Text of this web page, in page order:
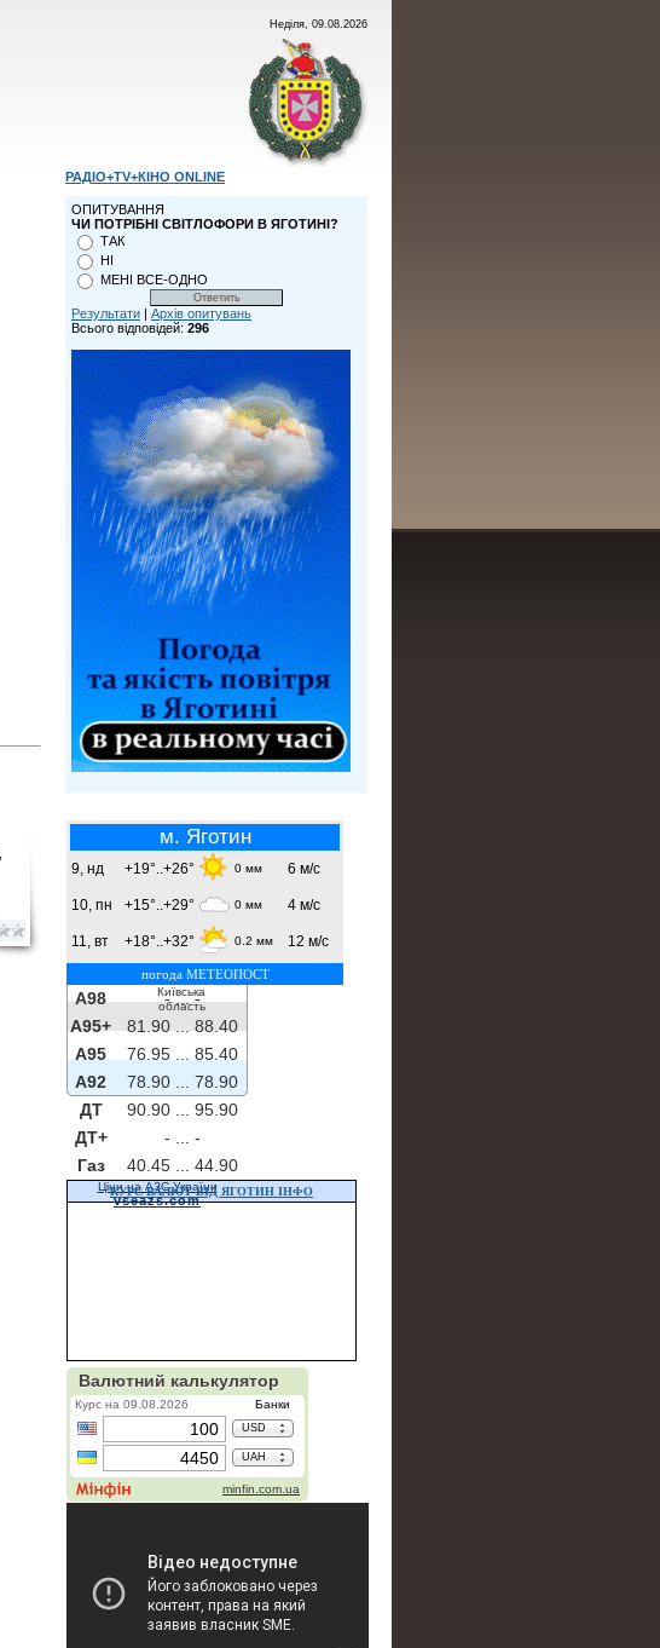
Неділя, 09.08.2026
РАДІО+TV+КІНО ONLINE
ОПИТУВАННЯ
ЧИ ПОТРІБНІ СВІТЛОФОРИ В ЯГОТИНІ?
ТАК
НІ
МЕНІ ВСЕ-ОДНО
Результати | Архів опитувань
Всього відповідей: 296
м. Яготин
9, нд +19°..+26° 0 мм 6 м/с
10, пн +15°..+29° 0 мм 4 м/с
11, вт +18°..+32° 0.2 мм 12 м/с
погода МЕТЕОПОСТ
Київська
область
A98 - ...-
A95+
81.90 ...
88.40
A95
76.95 ...
85.40
A92
78.90 ...
78.90
ДТ
90.90 ...
95.90
ДТ+
- ...
-
Газ
40.45 ... 44.90
Ціни на АЗС України
vseazs.com
КУРС ВАЛЮТ ВІД ЯГОТИН ІНФО